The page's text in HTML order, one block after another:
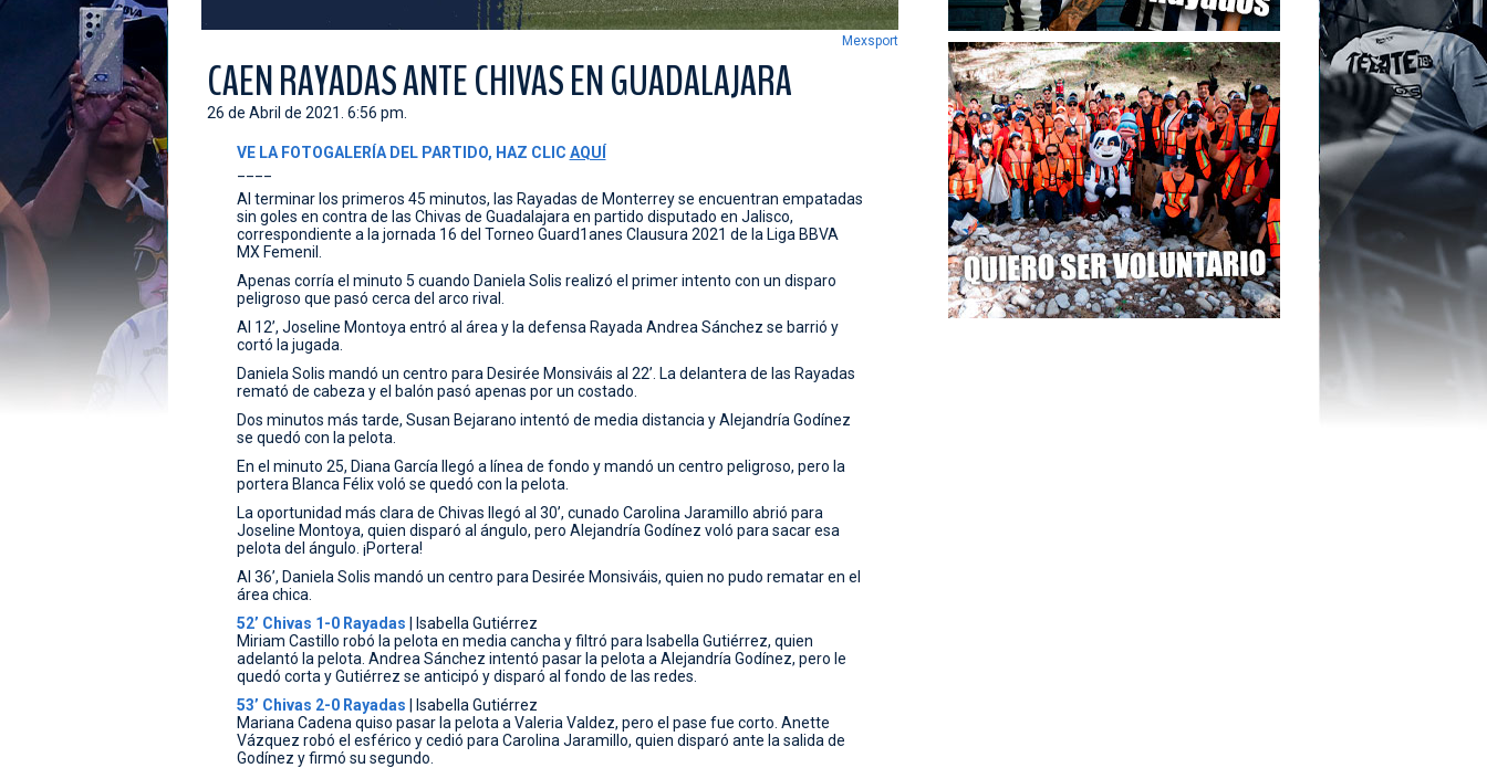
Mexsport
CAEN RAYADAS ANTE CHIVAS EN GUADALAJARA
26 de Abril de 2021. 6:56 pm.
VE LA FOTOGALERÍA DEL PARTIDO, HAZ CLIC AQUÍ
Al terminar los primeros 45 minutos, las Rayadas de Monterrey se encuentran empatadas
sin goles en contra de las Chivas de Guadalajara en partido disputado en Jalisco,
correspondiente a la jornada 16 del Torneo Guard1anes Clausura 2021 de la Liga BBVA
MX Femenil.
Apenas corría el minuto 5 cuando Daniela Solis realizó el primer intento con un disparo
peligroso que pasó cerca del arco rival.
Al 12’, Joseline Montoya entró al área y la defensa Rayada Andrea Sánchez se barrió y
cortó la jugada.
Daniela Solis mandó un centro para Desirée Monsiváis al 22’. La delantera de las Rayadas
remató de cabeza y el balón pasó apenas por un costado.
Dos minutos más tarde, Susan Bejarano intentó de media distancia y Alejandría Godínez
se quedó con la pelota.
En el minuto 25, Diana García llegó a línea de fondo y mandó un centro peligroso, pero la
portera Blanca Félix voló se quedó con la pelota.
La oportunidad más clara de Chivas llegó al 30’, cunado Carolina Jaramillo abrió para
Joseline Montoya, quien disparó al ángulo, pero Alejandría Godínez voló para sacar esa
pelota del ángulo. ¡Portera!
Al 36’, Daniela Solis mandó un centro para Desirée Monsiváis, quien no pudo rematar en el
área chica.
52’ Chivas 1-0 Rayadas | Isabella Gutiérrez
Miriam Castillo robó la pelota en media cancha y filtró para Isabella Gutiérrez, quien
adelantó la pelota. Andrea Sánchez intentó pasar la pelota a Alejandría Godínez, pero le
quedó corta y Gutiérrez se anticipó y disparó al fondo de las redes.
53’ Chivas 2-0 Rayadas | Isabella Gutiérrez
Mariana Cadena quiso pasar la pelota a Valeria Valdez, pero el pase fue corto. Anette
Vázquez robó el esférico y cedió para Carolina Jaramillo, quien disparó ante la salida de
Godínez y firmó su segundo.